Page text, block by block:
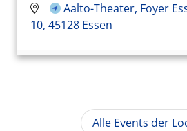
Aalto-Theater, Foyer
10, 45128 Essen
Alle Events der